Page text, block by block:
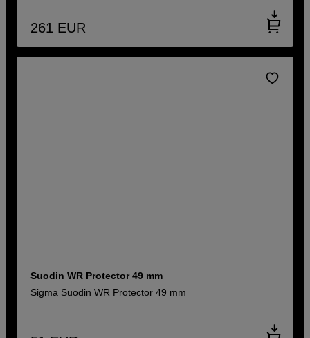
261 EUR
Suodin WR Protector 49 mm
Sigma Suodin WR Protector 49 mm